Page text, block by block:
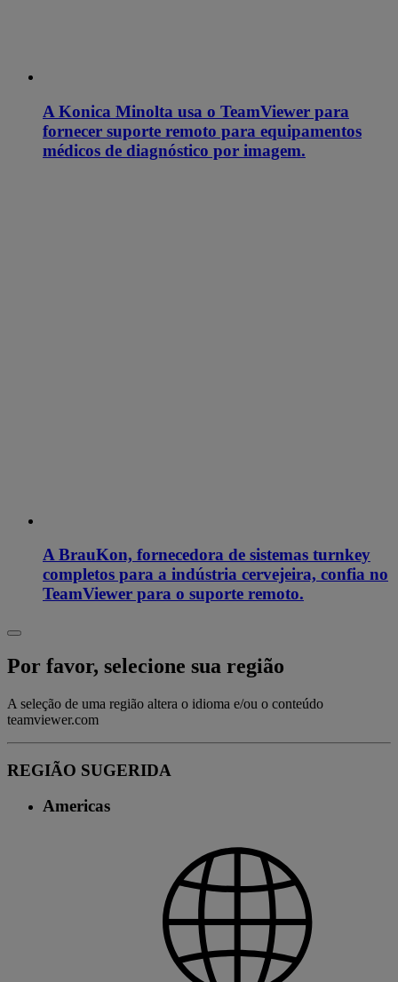
A Konica Minolta usa o TeamViewer para
fornecer suporte remoto para equipamentos
médicos de diagnóstico por imagem.
A BrauKon, fornecedora de sistemas turnkey
completos para a indústria cervejeira, confia no
TeamViewer para o suporte remoto.
Por favor, selecione sua região
A seleção de uma região altera o idioma e/ou o conteúdo
teamviewer.com
REGIÃO SUGERIDA
Americas